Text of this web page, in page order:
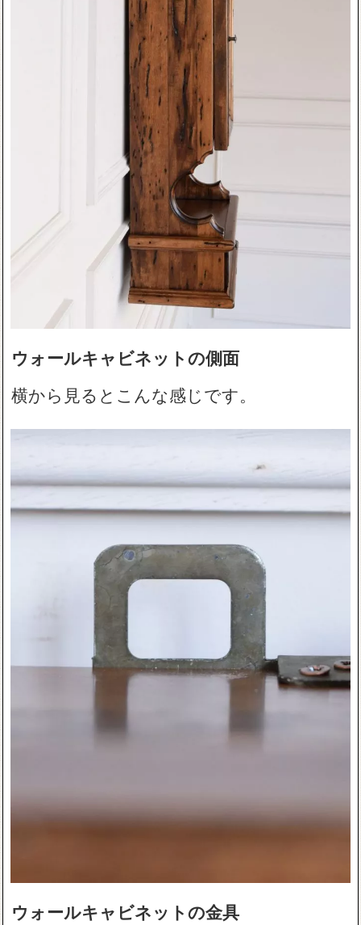
ウォールキャビネットの側面
横から見るとこんな感じです。
ウォールキャビネットの金具